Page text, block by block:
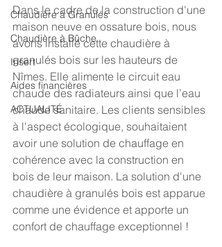
Chaudière à Granulés
Chaudière à Bûche
Insert
Aides financières
ACTUALITÉ
Dans le cadre de la construction d'une
maison neuve en ossature bois, nous
avons installé cette chaudière à
granulés bois sur les hauteurs de
Nîmes. Elle alimente le circuit eau
chaude des radiateurs ainsi que l’eau
chaude sanitaire. Les clients sensibles
à l'aspect écologique, souhaitaient
avoir une solution de chauffage en
cohérence avec la construction en
bois de leur maison. La solution d'une
chaudière à granulés bois est apparue
comme une évidence et apporte un
confort de chauffage exceptionnel !